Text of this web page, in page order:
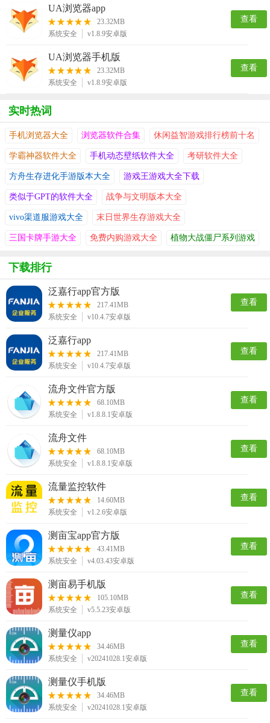
UA浏览器app
23.32MB
系统安全
v1.8.9安卓版
查看
UA浏览器手机版
23.32MB
系统安全
v1.8.9安卓版
查看
实时热词
手机浏览器大全 浏览器软件合集 休闲益智游戏排行榜前十名
学霸神器软件大全 手机动态壁纸软件大全 考研软件大全
方舟生存进化手游版本大全 游戏王游戏大全下载
类似于GPT的软件大全 战争与文明版本大全
vivo渠道服游戏大全 末日世界生存游戏大全
三国卡牌手游大全 免费内购游戏大全 植物大战僵尸系列游戏
下载排行
泛嘉行app官方版
217.41MB
系统安全
v10.4.7安卓版
查看
泛嘉行app
217.41MB
系统安全
v10.4.7安卓版
查看
流舟文件官方版
68.10MB
系统安全
v1.8.8.1安卓版
查看
流舟文件
68.10MB
系统安全
v1.8.8.1安卓版
查看
流量监控软件
14.60MB
系统安全
v1.2.6安卓版
查看
测亩宝app官方版
43.41MB
系统安全
v4.03.43安卓版
查看
测亩易手机版
105.10MB
系统安全
v5.5.23安卓版
查看
测量仪app
34.46MB
系统安全
v20241028.1安卓版
查看
测量仪手机版
34.46MB
系统安全
v20241028.1安卓版
查看